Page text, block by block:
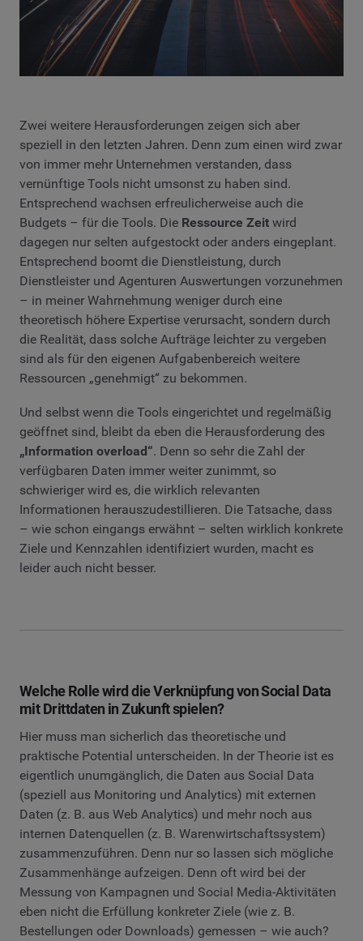
Zwei weitere Herausforderungen zeigen sich aber
speziell in den letzten Jahren. Denn zum einen wird zwar
von immer mehr Unternehmen verstanden, dass
vernünftige Tools nicht umsonst zu haben sind.
Entsprechend wachsen erfreulicherweise auch die
Budgets – für die Tools. Die Ressource Zeit wird
dagegen nur selten aufgestockt oder anders eingeplant.
Entsprechend boomt die Dienstleistung, durch
Dienstleister und Agenturen Auswertungen vorzunehmen
– in meiner Wahrnehmung weniger durch eine
theoretisch höhere Expertise verursacht, sondern durch
die Realität, dass solche Aufträge leichter zu vergeben
sind als für den eigenen Aufgabenbereich weitere
Ressourcen „genehmigt“ zu bekommen.
Und selbst wenn die Tools eingerichtet und regelmäßig
geöffnet sind, bleibt da eben die Herausforderung des
„Information overload“. Denn so sehr die Zahl der
verfügbaren Daten immer weiter zunimmt, so
schwieriger wird es, die wirklich relevanten
Informationen herauszudestillieren. Die Tatsache, dass
– wie schon eingangs erwähnt – selten wirklich konkrete
Ziele und Kennzahlen identifiziert wurden, macht es
leider auch nicht besser.
Welche Rolle wird die Verknüpfung von Social Data
mit Drittdaten in Zukunft spielen?
Hier muss man sicherlich das theoretische und
praktische Potential unterscheiden. In der Theorie ist es
eigentlich unumgänglich, die Daten aus Social Data
(speziell aus Monitoring und Analytics) mit externen
Daten (z. B. aus Web Analytics) und mehr noch aus
internen Datenquellen (z. B. Warenwirtschaftssystem)
zusammenzuführen. Denn nur so lassen sich mögliche
Zusammenhänge aufzeigen. Denn oft wird bei der
Messung von Kampagnen und Social Media-Aktivitäten
eben nicht die Erfüllung konkreter Ziele (wie z. B.
Bestellungen oder Downloads) gemessen – wie auch?